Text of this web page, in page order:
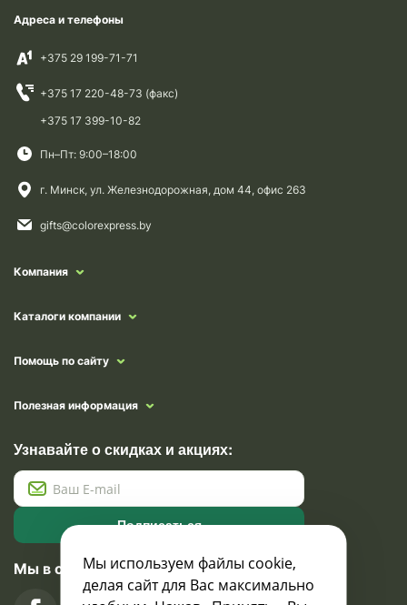
Адреса и телефоны
+375 29 199-71-71
+375 17 220-48-73 (факс)
+375 17 399-10-82
Пн–Пт: 9:00–18:00
г. Минск, ул. Железнодорожная, дом 44, офис 263
gifts@colorexpress.by
Компания
Каталоги компании
Помощь по сайту
Полезная информация
Узнавайте о скидках и акциях:
Подписаться
Мы в социальных сетях
Мы используем файлы cookie,
делая сайт для Вас максимально